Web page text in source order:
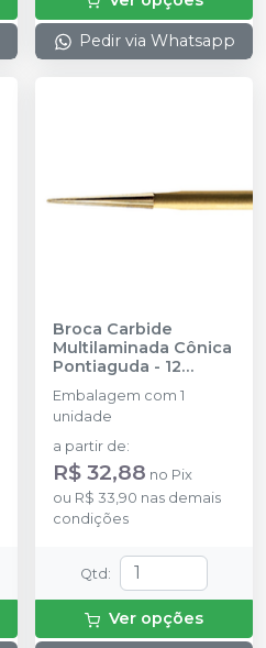
Pedir via Whatsapp
Broca Carbide
Multilaminada Cônica
Pontiaguda - 12
Lâminas - FG 19MM
PRIMA DENTAL BY
ANGELUS
Embalagem com 1
unidade
a partir de:
R$ 32,88 no Pix
ou R$ 33,90 nas demais
condições
Qtd :
Ver opções